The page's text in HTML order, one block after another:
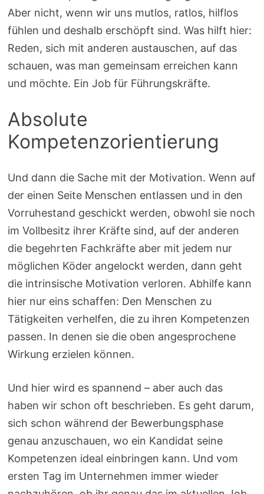
Aber nicht, wenn wir uns mutlos, ratlos, hilflos
fühlen und deshalb erschöpft sind. Was hilft hier:
Reden, sich mit anderen austauschen, auf das
schauen, was man gemeinsam erreichen kann
und möchte. Ein Job für Führungskräfte.
Absolute
Kompetenzorientierung
Und dann die Sache mit der Motivation. Wenn auf
der einen Seite Menschen entlassen und in den
Vorruhestand geschickt werden, obwohl sie noch
im Vollbesitz ihrer Kräfte sind, auf der anderen
die begehrten Fachkräfte aber mit jedem nur
möglichen Köder angelockt werden, dann geht
die intrinsische Motivation verloren. Abhilfe kann
hier nur eins schaffen: Den Menschen zu
Tätigkeiten verhelfen, die zu ihren Kompetenzen
passen. In denen sie die oben angesprochene
Wirkung erzielen können.
Und hier wird es spannend – aber auch das
haben wir schon oft beschrieben. Es geht darum,
sich schon während der Bewerbungsphase
genau anzuschauen, wo ein Kandidat seine
Kompetenzen ideal einbringen kann. Und vom
ersten Tag im Unternehmen immer wieder